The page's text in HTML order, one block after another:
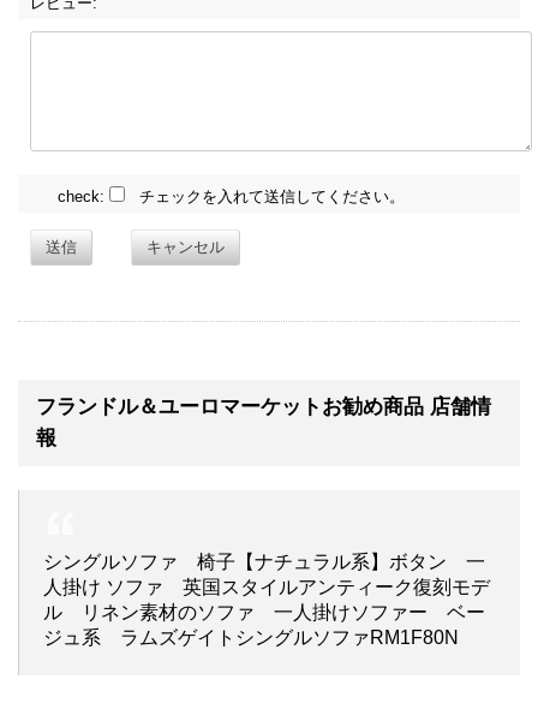
check: チェックを入れて送信してください。
送信 キャンセル
フランドル＆ユーロマーケットお勧め商品 店舗情
報
シングルソファ 椅子【ナチュラル系】ボタン 一
人掛け ソファ 英国スタイルアンティーク復刻モデ
ル リネン素材のソファ 一人掛けソファー ベー
ジュ系 ラムズゲイトシングルソファRM1F80N